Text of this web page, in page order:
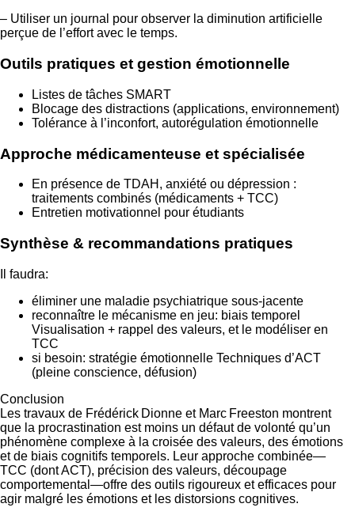
– Utiliser un journal pour observer la diminution artificielle
perçue de l’effort avec le temps.
Outils pratiques et gestion émotionnelle
Listes de tâches SMART
Blocage des distractions (applications, environnement)
Tolérance à l’inconfort, autorégulation émotionnelle
Approche médicamenteuse et spécialisée
En présence de TDAH, anxiété ou dépression :
traitements combinés (médicaments + TCC)
Entretien motivationnel pour étudiants
Synthèse & recommandations pratiques
Il faudra:
éliminer une maladie psychiatrique sous-jacente
reconnaître le mécanisme en jeu: biais temporel
Visualisation + rappel des valeurs, et le modéliser en
TCC
si besoin: stratégie émotionnelle Techniques d’ACT
(pleine conscience, défusion)
Conclusion
Les travaux de Frédérick Dionne et Marc Freeston montrent
que la procrastination est moins un défaut de volonté qu’un
phénomène complexe à la croisée des valeurs, des émotions
et de biais cognitifs temporels. Leur approche combinée—
TCC (dont ACT), précision des valeurs, découpage
comportemental—offre des outils rigoureux et efficaces pour
agir malgré les émotions et les distorsions cognitives.